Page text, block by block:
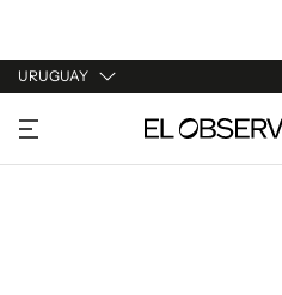
URUGUAY
URUGUAY
ARGENTINA